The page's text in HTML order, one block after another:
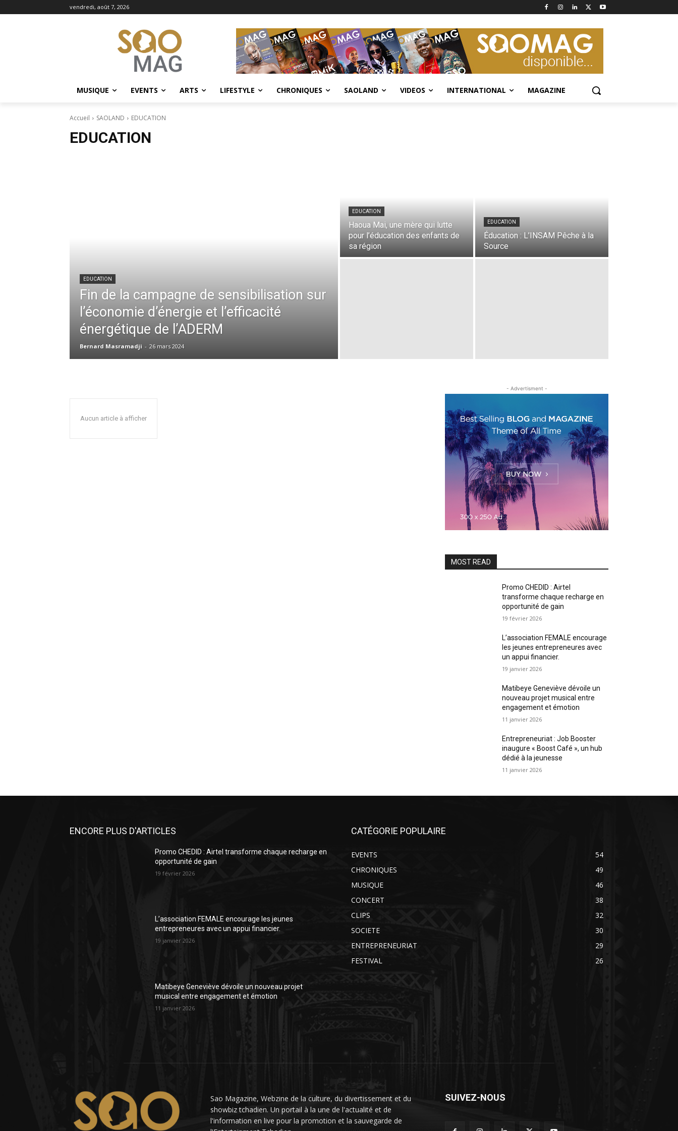
vendredi, août 7, 2026
MUSIQUE EVENTS ARTS LIFESTYLE CHRONIQUES SAOLAND VIDEOS INTERNATIONAL MAGAZINE
Accueil SAOLAND EDUCATION
EDUCATION
EDUCATION
Fin de la campagne de sensibilisation sur
l’économie d’énergie et l’efficacité
énergétique de l’ADERM
Bernard Masramadji - 26 mars 2024
EDUCATION
Haoua Mai, une mère qui lutte
pour l’éducation des enfants de
sa région
EDUCATION
Éducation : L’INSAM Pêche à la
Source
Aucun article à afficher
- Advertisment -
MOST READ
Promo CHEDID : Airtel
transforme chaque recharge en
opportunité de gain
19 février 2026
L’association FEMALE encourage
les jeunes entrepreneures avec
un appui financier.
19 janvier 2026
Matibeye Geneviève dévoile un
nouveau projet musical entre
engagement et émotion
11 janvier 2026
Entrepreneuriat : Job Booster
inaugure « Boost Café », un hub
dédié à la jeunesse
11 janvier 2026
ENCORE PLUS D'ARTICLES
Promo CHEDID : Airtel transforme chaque recharge en
opportunité de gain
19 février 2026
L’association FEMALE encourage les jeunes
entrepreneures avec un appui financier.
19 janvier 2026
Matibeye Geneviève dévoile un nouveau projet
musical entre engagement et émotion
11 janvier 2026
CATÉGORIE POPULAIRE
EVENTS
54
CHRONIQUES
49
MUSIQUE
46
CONCERT
38
CLIPS
32
SOCIETE
30
ENTREPRENEURIAT
29
FESTIVAL
26
Sao Magazine, Webzine de la culture, du divertissement et du
showbiz tchadien. Un portail à la une de l'actualité et de
l'information en live pour la promotion et la sauvegarde de
SUIVEZ-NOUS